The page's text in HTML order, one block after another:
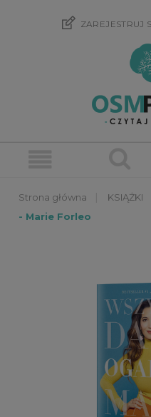
ZAREJESTRUJ
KSIĄŻKI
- Marie Forleo